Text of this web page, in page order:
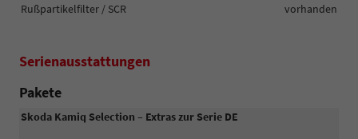
Rußpartikelfilter / SCR
vorhanden
Serienausstattungen
Pakete
Skoda Kamiq Selection – Extras zur Serie DE